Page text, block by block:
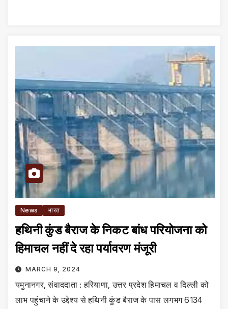
News भारत
हथिनी कुंड बैराज के निकट बांध परियोजना को
हिमाचल नहीं दे रहा पर्यावरण मंजूरी
MARCH 9, 2024
यमुनानगर, संवाददाता : हरियाणा, उत्तर प्रदेश हिमाचल व दिल्ली को
लाभ पहुंचाने के उद्देश्य से हथिनी कुंड बैराज के पास लगभग 6134